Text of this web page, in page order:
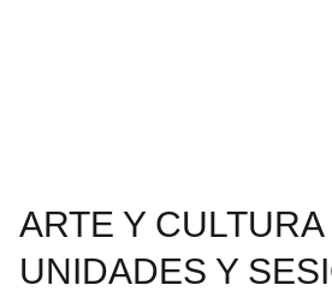
ARTE Y
UNIDADES Y